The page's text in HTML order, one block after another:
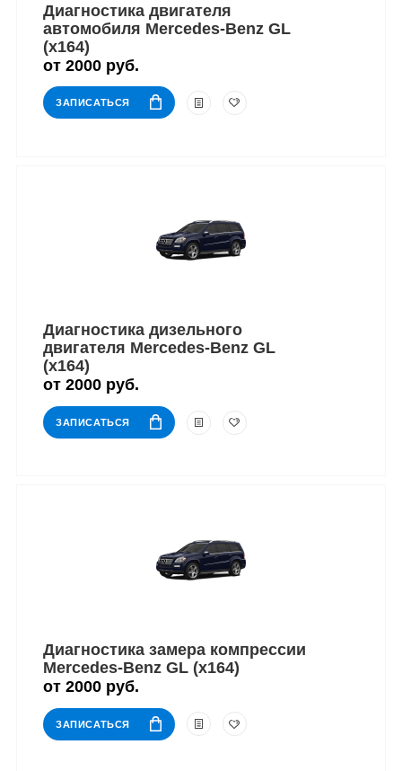
Диагностика двигателя
автомобиля Mercedes-Benz GL
(x164)
от 2000 руб.
ЗАПИСАТЬСЯ
Диагностика дизельного
двигателя Mercedes-Benz GL
(x164)
от 2000 руб.
ЗАПИСАТЬСЯ
Диагностика замера компрессии
Mercedes-Benz GL (x164)
от 2000 руб.
ЗАПИСАТЬСЯ